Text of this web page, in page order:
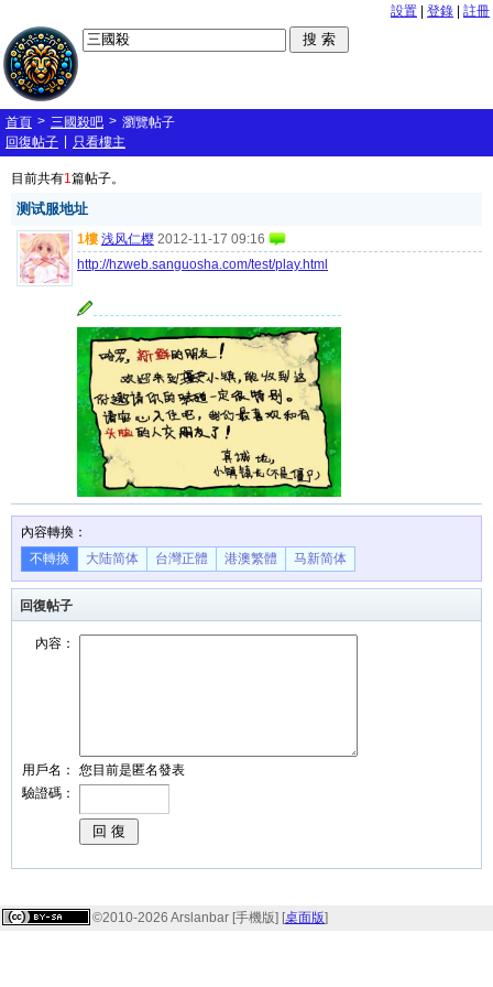
設置 登錄 註冊
首頁 > 三國殺吧 > 瀏覽帖子
回復帖子
只看樓主
目前共有1篇帖子。
测试服地址
1樓 浅风仁樱 2012-11-17 09:16
http://hzweb.sanguosha.com/test/play.html
內容轉換：
不轉換
大陆简体 台灣正體 港澳繁體 马新简体
回復帖子
內容：
用戶名：
您目前是匿名發表
驗證碼：
©2010-2026 Arslanbar [手機版] [桌面版]